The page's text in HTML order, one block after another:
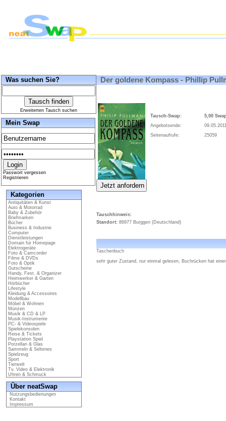
Was suchen Sie?
Erweiterten Tausch suchen
Mein Swap
Passwort vergessen
Registrieren
Kategorien
Antiquitäten & Kunst
Auto & Motorrad
Baby & Zubehör
Briefmarken
Bücher
Business & Industrie
Computer
Dienstleistungen
Domain für Homepage
Elektrogeräte
Foto & Camcorder
Filme & DVDs
Foto & Optik
Gutscheine
Handy, Fest. & Organizer
Heimwerker & Garten
Hörbücher
Lifestyle
Kleidung & Accessoires
Modellbau
Möbel & Wohnen
Münzen
Musik & CD & LP
Musik-Instrumente
PC- & Videospiele
Spielekonsolen
Reise & Tickets
Playstation Spiel
Porzellan & Glas
Sammeln & Seltenes
Spielzeug
Sport
Tierwelt
Tv, Video & Elektronik
Uhren & Schmuck
Über neatSwap
Nutzungsbedienungen
Kontakt
Impressum
Der goldene Kompass - Phillip
Tausch-Swap:
5,00
Angebotsende:
Seitenaufrufe:
25059
Tauschhinweis:
Standort: 86977 Burggen (Deutschland)
Taschenbuch
sehr guter Zustand, nur einmal gelesen, Buchrücken hat